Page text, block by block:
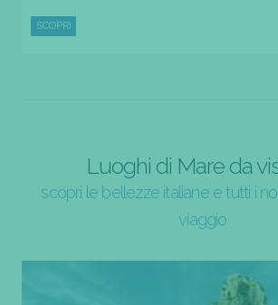
SCOPRI
Luoghi di Mare da
scopri le bellezze italiane e tutti i
viaggio